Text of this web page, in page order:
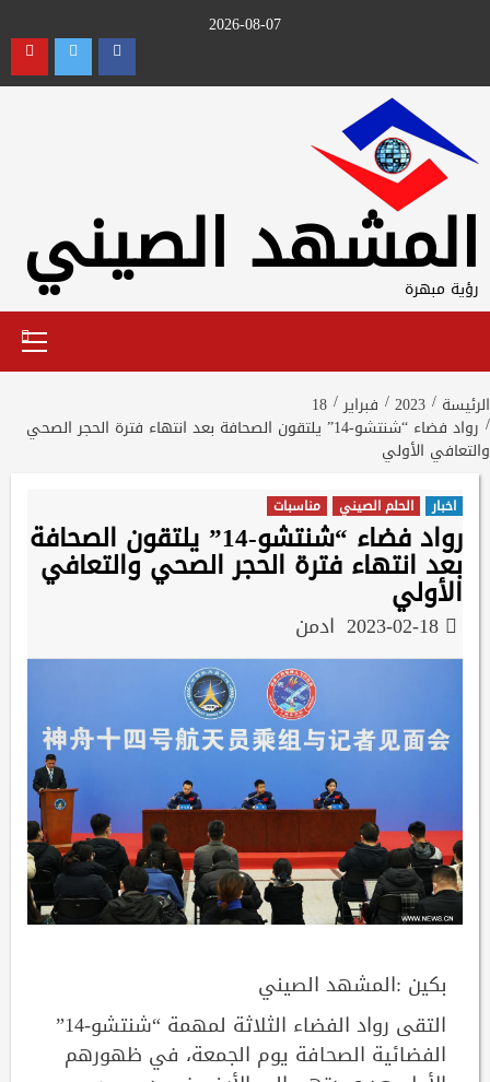
2026-08-07
Facebook
Twitter
المشهد الصيني
رؤية مبهرة
Primary
الرئيسة 2023 فبراير 18
رواد فضاء “شنتشو-14” يلتقون الصحافة بعد انتهاء فترة الحجر الصحي
والتعافي الأولي
اخبار الحلم الصيني مناسبات
رواد فضاء “شنتشو-14” يلتقون الصحافة
بعد انتهاء فترة الحجر الصحي والتعافي
الأولي
ادمن
بكين :المشهد الصيني
التقى رواد الفضاء الثلاثة لمهمة “شنتشو-14”
الفضائية الصحافة يوم الجمعة، في ظهورهم